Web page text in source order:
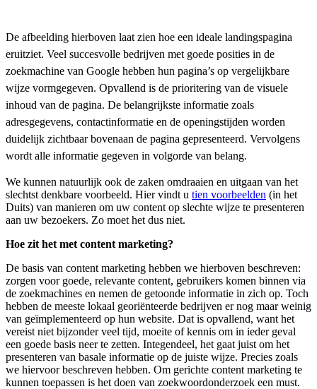
De afbeelding hierboven laat zien hoe een ideale landingspagina
eruitziet. Veel succesvolle bedrijven met goede posities in de
zoekmachine van Google hebben hun pagina’s op vergelijkbare
wijze vormgegeven. Opvallend is de prioritering van de visuele
inhoud van de pagina. De belangrijkste informatie zoals
adresgegevens, contactinformatie en de openingstijden worden
duidelijk zichtbaar bovenaan de pagina gepresenteerd. Vervolgens
wordt alle informatie gegeven in volgorde van belang.
We kunnen natuurlijk ook de zaken omdraaien en uitgaan van het
slechtst denkbare voorbeeld. Hier vindt u tien voorbeelden (in het
Duits) van manieren om uw content op slechte wijze te presenteren
aan uw bezoekers. Zo moet het dus niet.
Hoe zit het met content marketing?
De basis van content marketing hebben we hierboven beschreven:
zorgen voor goede, relevante content, gebruikers komen binnen via
de zoekmachines en nemen de getoonde informatie in zich op. Toch
hebben de meeste lokaal georiënteerde bedrijven er nog maar weinig
van geïmplementeerd op hun website. Dat is opvallend, want het
vereist niet bijzonder veel tijd, moeite of kennis om in ieder geval
een goede basis neer te zetten. Integendeel, het gaat juist om het
presenteren van basale informatie op de juiste wijze. Precies zoals
we hiervoor beschreven hebben. Om gerichte content marketing te
kunnen toepassen is het doen van zoekwoordonderzoek een must.